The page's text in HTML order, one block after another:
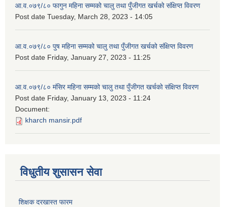
आ.व.०७९/८० फागुन महिना सम्मको चालु तथा पुँजीगत खर्चको संक्षिप्त विवरण
Post date Tuesday, March 28, 2023 - 14:05
आ.व.०७९/८० पुष महिना सम्मको चालु तथा पुँजीगत खर्चको संक्षिप्त विवरण
Post date Friday, January 27, 2023 - 11:25
आ.व.०७९/८० मंसिर महिना सम्मको चालु तथा पुँजीगत खर्चको संक्षिप्त विवरण
Post date Friday, January 13, 2023 - 11:24
Document:
kharch mansir.pdf
विधुतीय शुसासन सेवा
शिक्षक दरखास्त फारम